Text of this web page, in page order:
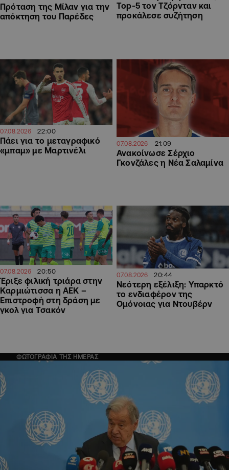
Πρόταση της Μίλαν για την
απόκτηση του Παρέδες
Top-5 τον Τζόρνταν και
προκάλεσε συζήτηση
07.08.2026 22:00
Πάει για το μεταγραφικό
«μπαμ» με Μαρτινέλι
07.08.2026 21:09
Ανακοίνωσε Σέρχιο
Γκονζάλες η Νέα Σαλαμίνα
07.08.2026 20:50
Έριξε φιλική τριάρα στην
Καρμιώτισσα η ΑΕΚ –
Επιστροφή στη δράση με
γκολ για Τσακόν
07.08.2026 20:44
Νεότερη εξέλιξη: Υπαρκτό
το ενδιαφέρον της
Ομόνοιας για Ντουβέρν
ΦΩΤΟΓΡΑΦΙΑ ΤΗΣ ΗΜΕΡΑΣ